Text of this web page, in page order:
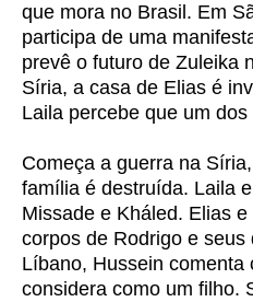
que mora no Brasil. Em
participa de uma
prevê o futuro de Zuleika
Síria, a casa de Elias é
Laila percebe que um
Começa a guerra na
família é destruída. Laila
Missade e Kháled. Elias
corpos de Rodrigo e
Líbano, Hussein comenta
considera como um filho.